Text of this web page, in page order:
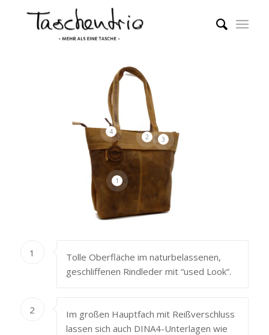
1
2 3
4
1
Tolle Oberfläche im naturbelassenen,
geschliffenen Rindleder mit “used Look”.
2
Im großen Hauptfach mit Reißverschluss
lassen sich auch DINA4-Unterlagen wie